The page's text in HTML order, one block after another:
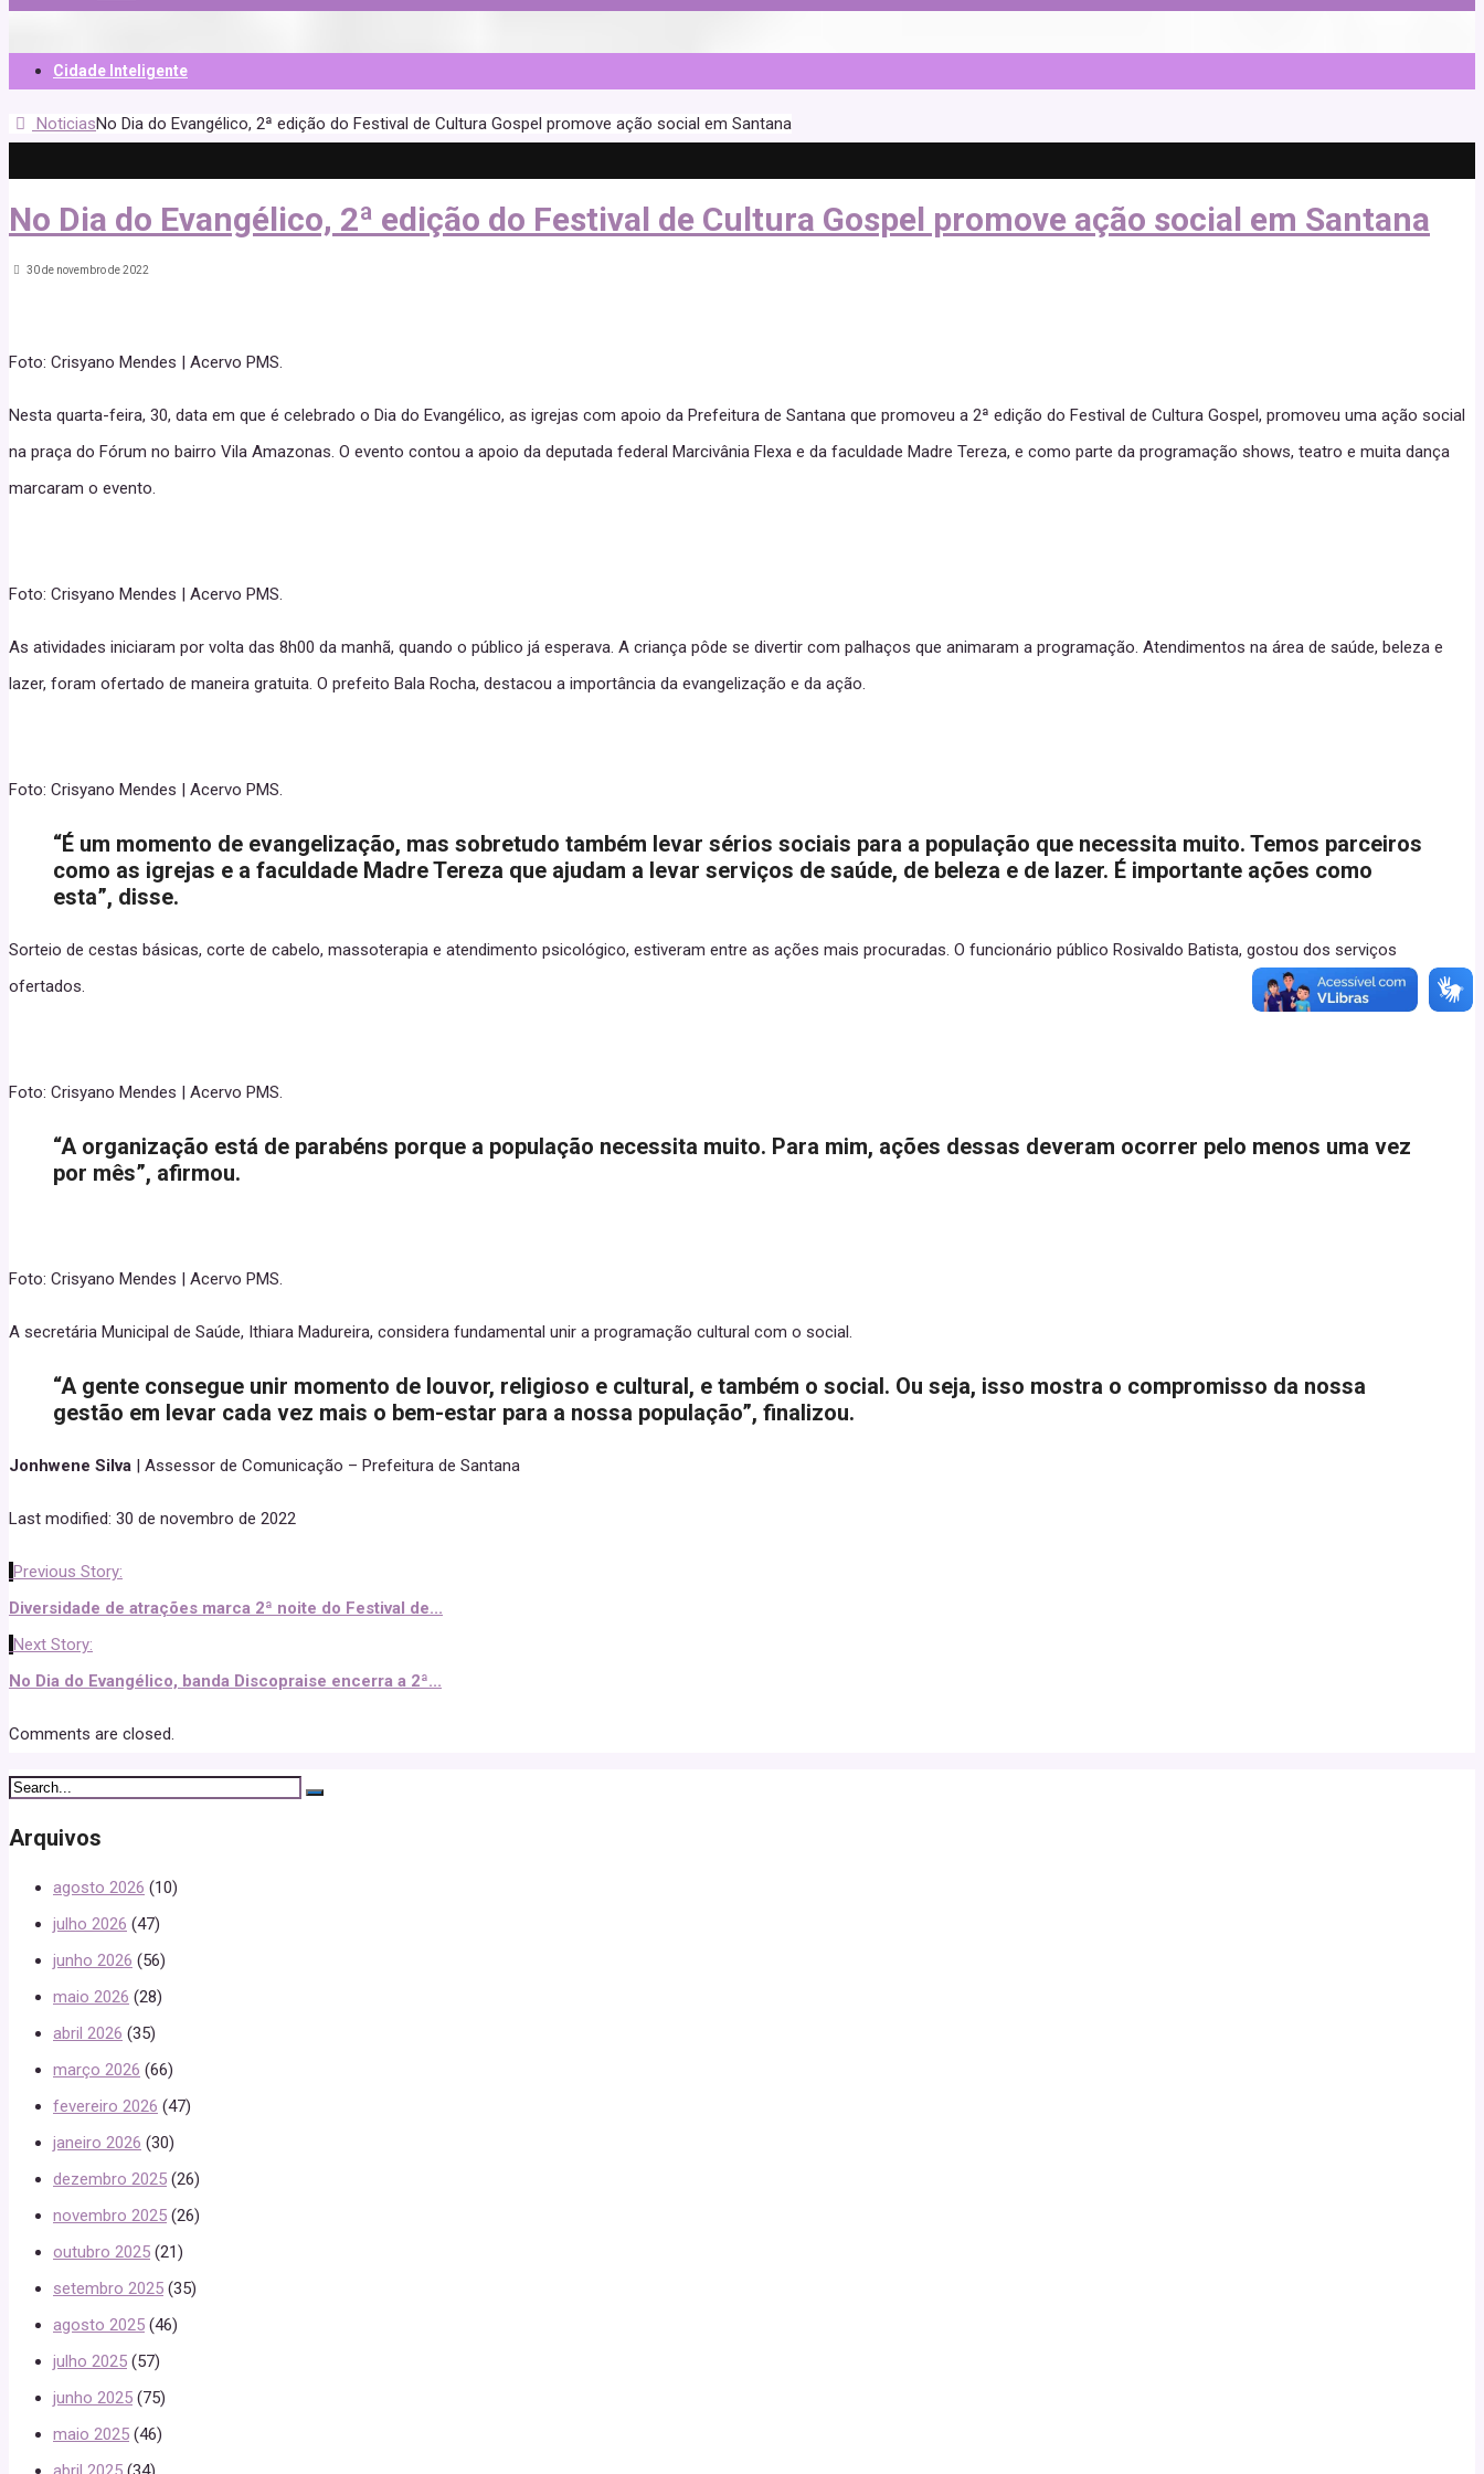
Cidade Inteligente
NoticiasNo Dia do Evangélico, 2ª edição do Festival de Cultura Gospel promove ação social em Santana
No Dia do Evangélico, 2ª edição do Festival de Cultura Gospel promove ação social em Santana
30 de novembro de 2022
Foto: Crisyano Mendes | Acervo PMS.
Nesta quarta-feira, 30, data em que é celebrado o Dia do Evangélico, as igrejas com apoio da Prefeitura de Santana que promoveu a 2ª edição do Festival de Cultura Gospel, promoveu uma ação social
na praça do Fórum no bairro Vila Amazonas. O evento contou a apoio da deputada federal Marcivânia Flexa e da faculdade Madre Tereza, e como parte da programação shows, teatro e muita dança
marcaram o evento.
Foto: Crisyano Mendes | Acervo PMS.
As atividades iniciaram por volta das 8h00 da manhã, quando o público já esperava. A criança pôde se divertir com palhaços que animaram a programação. Atendimentos na área de saúde, beleza e
lazer, foram ofertado de maneira gratuita. O prefeito Bala Rocha, destacou a importância da evangelização e da ação.
Foto: Crisyano Mendes | Acervo PMS.
“É um momento de evangelização, mas sobretudo também levar sérios sociais para a população que necessita muito. Temos parceiros
como as igrejas e a faculdade Madre Tereza que ajudam a levar serviços de saúde, de beleza e de lazer. É importante ações como
esta”, disse.
Sorteio de cestas básicas, corte de cabelo, massoterapia e atendimento psicológico, estiveram entre as ações mais procuradas. O funcionário público Rosivaldo Batista, gostou dos serviços
ofertados.
Foto: Crisyano Mendes | Acervo PMS.
“A organização está de parabéns porque a população necessita muito. Para mim, ações dessas deveram ocorrer pelo menos uma vez
por mês”, afirmou.
Foto: Crisyano Mendes | Acervo PMS.
A secretária Municipal de Saúde, Ithiara Madureira, considera fundamental unir a programação cultural com o social.
“A gente consegue unir momento de louvor, religioso e cultural, e também o social. Ou seja, isso mostra o compromisso da nossa
gestão em levar cada vez mais o bem-estar para a nossa população”, finalizou.
Jonhwene Silva | Assessor de Comunicação – Prefeitura de Santana
Last modified: 30 de novembro de 2022
Previous Story:
Diversidade de atrações marca 2ª noite do Festival de...
Next Story:
No Dia do Evangélico, banda Discopraise encerra a 2ª...
Comments are closed.
Arquivos
agosto 2026 (10)
julho 2026 (47)
junho 2026 (56)
maio 2026 (28)
abril 2026 (35)
março 2026 (66)
fevereiro 2026 (47)
janeiro 2026 (30)
dezembro 2025 (26)
novembro 2025 (26)
outubro 2025 (21)
setembro 2025 (35)
agosto 2025 (46)
julho 2025 (57)
junho 2025 (75)
maio 2025 (46)